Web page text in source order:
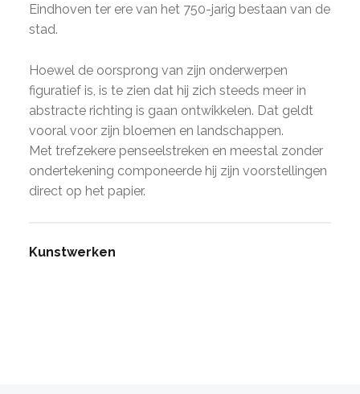
Eindhoven ter ere van het 750-jarig bestaan van de
stad.
Hoewel de oorsprong van zijn onderwerpen
figuratief is, is te zien dat hij zich steeds meer in
abstracte richting is gaan ontwikkelen. Dat geldt
vooral voor zijn bloemen en landschappen.
Met trefzekere penseelstreken en meestal zonder
ondertekening componeerde hij zijn voorstellingen
direct op het papier.
Kunstwerken